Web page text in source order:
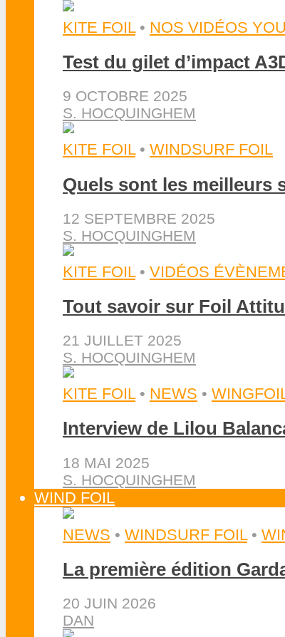
KITE FOIL • NOS VIDÉOS
Test du gilet d’impact
9 OCTOBRE 2025
S. HOCQUINGHEM
KITE FOIL • WINDSURF FOIL
Quels sont les meilleurs
12 SEPTEMBRE 2025
S. HOCQUINGHEM
KITE FOIL • VIDÉOS
Tout savoir sur Foil
21 JUILLET 2025
S. HOCQUINGHEM
KITE FOIL • NEWS •
Interview de Lilou
18 MAI 2025
S. HOCQUINGHEM
WIND FOIL
NEWS • WINDSURF FOIL •
La première édition
20 JUIN 2026
DAN